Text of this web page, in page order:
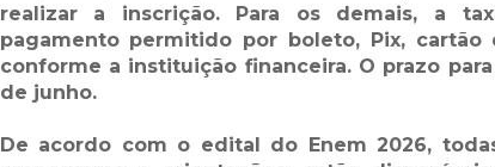
realizar a inscrição. Para os demais, a
pagamento permitido por boleto, Pix,
conforme a instituição financeira. O prazo
de junho.
De acordo com o edital do Enem 2026,